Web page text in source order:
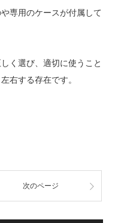
専用のケースが付属して
く選び、適切に使うこと
右する存在です。
次のページ